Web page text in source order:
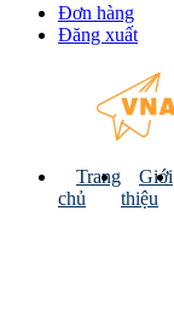
Đơn hàng
Đăng xuất
Trang
chủ
Giới
thiệu